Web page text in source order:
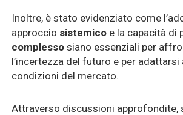
Inoltre, è stato evidenziato come
approccio sistemico e la capacità di
complesso siano essenziali per
l’incertezza del futuro e per adattarsi
condizioni del mercato.
Attraverso discussioni approfondite,